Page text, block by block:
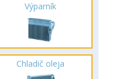
Výparník
Chladič oleja